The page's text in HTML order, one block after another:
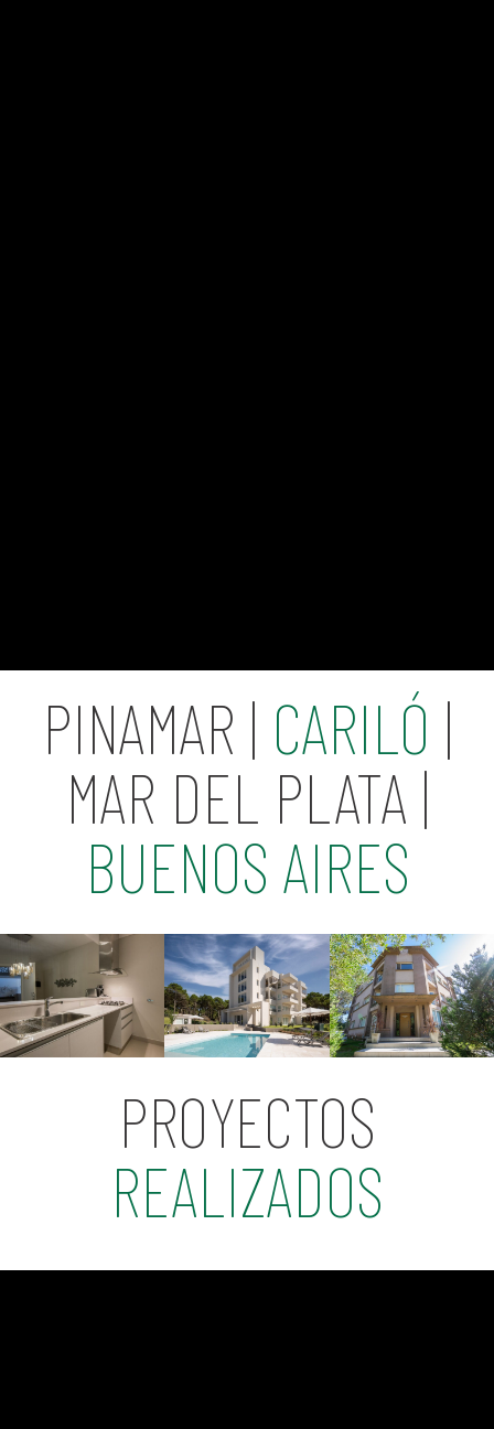
PINAMAR | CARILÓ |
MAR DEL PLATA |
BUENOS AIRES
PROYECTOS
REALIZADOS